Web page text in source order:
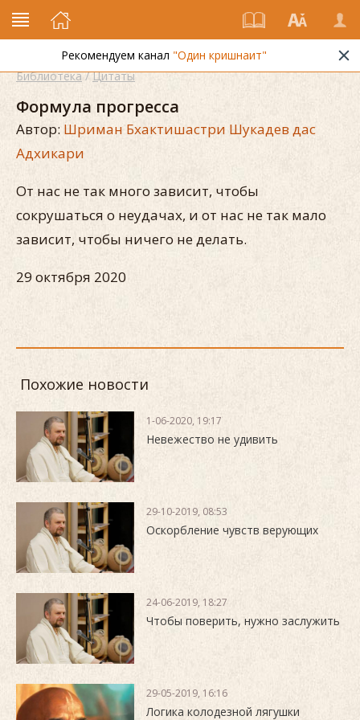
Рекомендуем канал "Один кришнаит"
Библиотека/Цитаты
Формула прогресса
Автор: Шриман Бхактишастри Шукадев дас
Адхикари
От нас не так много зависит, чтобы
сокрушаться о неудачах, и от нас не так мало
зависит, чтобы ничего не делать.
29 октября 2020
Похожие новости
1-06-2020, 19:17
Невежество не удивить
29-10-2019, 08:53
Оскорбление чувств верующих
24-06-2019, 18:27
Чтобы поверить, нужно заслужить
29-05-2019, 16:16
Логика колодезной лягушки